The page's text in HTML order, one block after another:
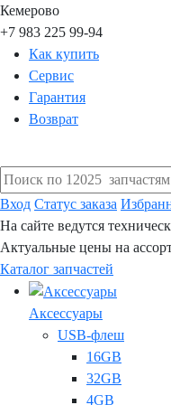
Кемерово
+7 983 225 99-94
Как купить
Сервис
Гарантия
Возврат
Вход Статус заказа
На сайте ведутся
Актуальные цены на
Каталог запчастей
Аксессуары
USB-флеш
16GB
32GB
4GB